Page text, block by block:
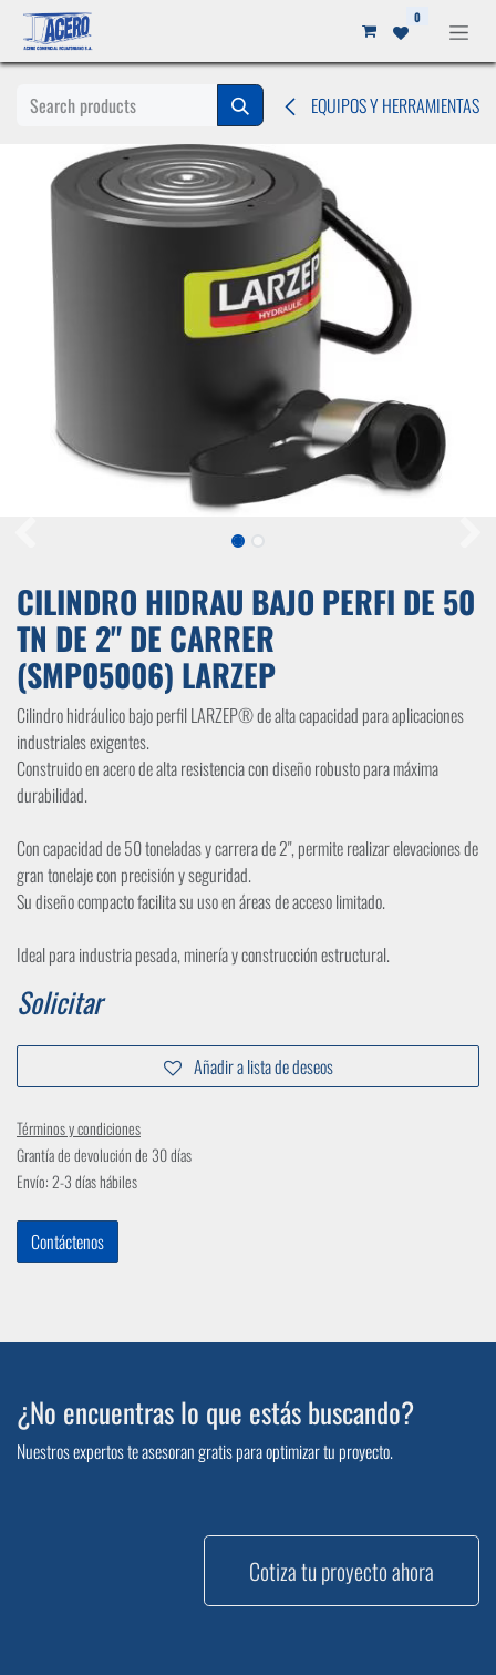
Ir al contenido 0
EQUIPOS Y HERRAMIENTAS
CILINDRO HIDRAU BAJO PERFI DE 50
TN DE 2" DE CARRER
(SMP05006) LARZEP
Cilindro hidráulico bajo perfil LARZEP® de alta capacidad para aplicaciones
industriales exigentes.
Construido en acero de alta resistencia con diseño robusto para máxima
durabilidad.
Con capacidad de 50 toneladas y carrera de 2", permite realizar elevaciones de
gran tonelaje con precisión y seguridad.
Su diseño compacto facilita su uso en áreas de acceso limitado.
Ideal para industria pesada, minería y construcción estructural.
Solicitar
Añadir a lista de deseos
Términos y condiciones
Grantía de devolución de 30 días
Envío: 2-3 días hábiles
Contáctenos
¿No encuentras lo que estás buscando?
Nuestros expertos te asesoran gratis para optimizar tu proyecto.
Cotiza tu proyecto ahora